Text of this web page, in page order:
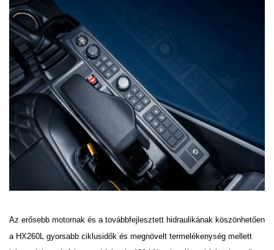
Az erősebb motornak és a továbbfejlesztett hidraulikának köszönhetően
a HX260L gyorsabb ciklusidők és megnövelt termelékenység mellett